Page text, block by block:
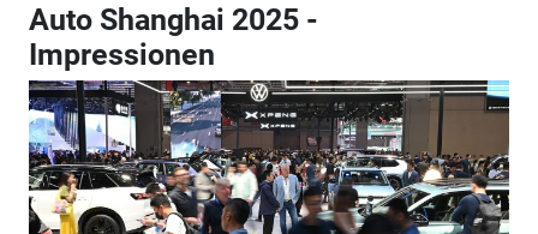
Auto Shanghai 2025 -
Impressionen